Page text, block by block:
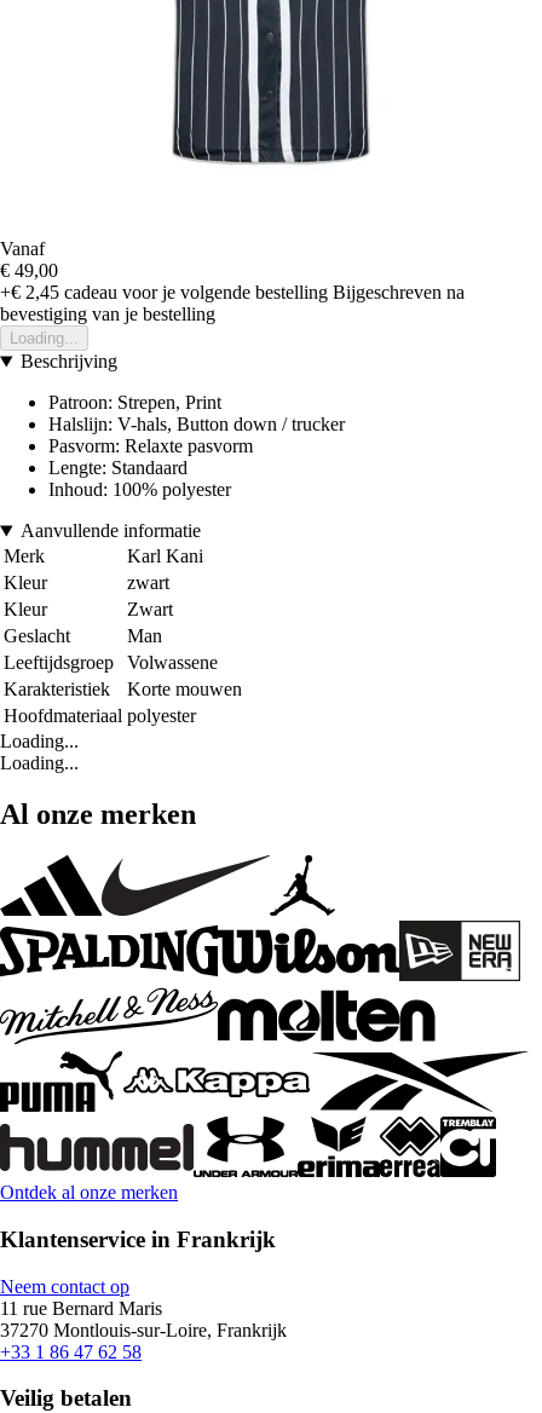
Vanaf
€ 49,00
+€ 2,45 cadeau voor je volgende bestelling Bijgeschreven na
bevestiging van je bestelling
Loading...
Beschrijving
Patroon: Strepen, Print
Halslijn: V-hals, Button down / trucker
Pasvorm: Relaxte pasvorm
Lengte: Standaard
Inhoud: 100% polyester
Aanvullende informatie
Merk
Karl Kani
Kleur
zwart
Kleur
Zwart
Geslacht
Man
Leeftijdsgroep
Volwassene
Karakteristiek
Korte mouwen
Hoofdmateriaal polyester
Loading...
Loading...
Al onze merken
Ontdek al onze merken
Klantenservice in Frankrijk
Neem contact op
11 rue Bernard Maris
37270 Montlouis-sur-Loire, Frankrijk
+33 1 86 47 62 58
Veilig betalen